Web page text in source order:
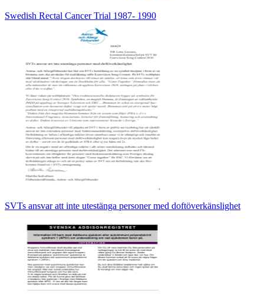
Swedish Rectal Cancer Trial 1987- 1990
SVTs ansvar att inte utestänga personer med doftöverkänslighet